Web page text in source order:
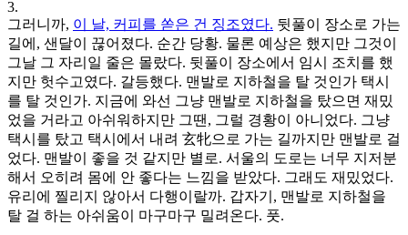
3.
그러니까, 이 날, 커피를 쏟은 건 징조였다. 뒷풀이 장소로 가는
길에, 샌달이 끊어졌다. 순간 당황. 물론 예상은 했지만 그것이
그날 그 자리일 줄은 몰랐다. 뒷풀이 장소에서 임시 조치를 했
지만 헛수고였다. 갈등했다. 맨발로 지하철을 탈 것인가 택시
를 탈 것인가. 지금에 와선 그냥 맨발로 지하철을 탔으면 재밌
었을 거라고 아쉬워하지만 그땐, 그럴 경황이 아니었다. 그냥
택시를 탔고 택시에서 내려 玄牝으로 가는 길까지만 맨발로 걸
었다. 맨발이 좋을 것 같지만 별로. 서울의 도로는 너무 지저분
해서 오히려 몸에 안 좋다는 느낌을 받았다. 그래도 재밌었다.
유리에 찔리지 않아서 다행이랄까. 갑자기, 맨발로 지하철을
탈 걸 하는 아쉬움이 마구마구 밀려온다. 풋.